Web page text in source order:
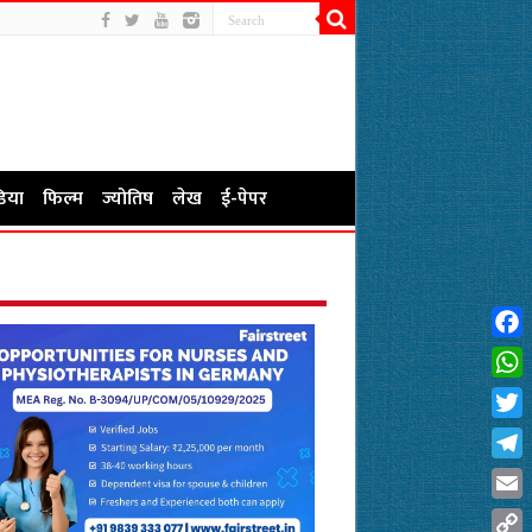
फिल्म ज्योतिष लेख ई-पेपर